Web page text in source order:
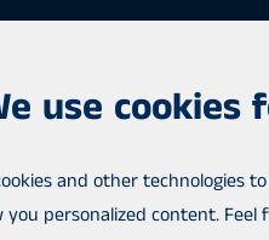
luontevaa asettaa
sinua
ja mahdollisuus
use
and other technologies
you personalized content.